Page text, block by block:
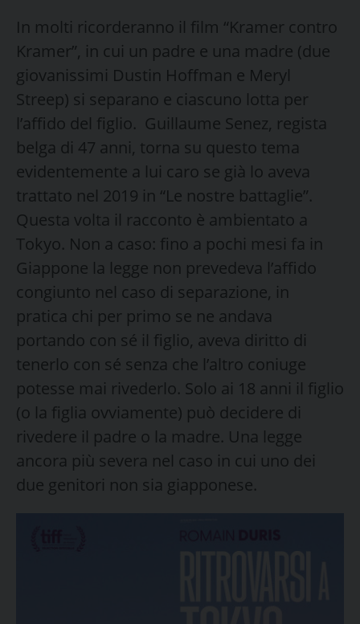
In molti ricorderanno il film “Kramer contro
Kramer”, in cui un padre e una madre (due
giovanissimi Dustin Hoffman e Meryl
Streep) si separano e ciascuno lotta per
l’affido del figlio. Guillaume Senez, regista
belga di 47 anni, torna su questo tema
evidentemente a lui caro se già lo aveva
trattato nel 2019 in “Le nostre battaglie”.
Questa volta il racconto è ambientato a
Tokyo. Non a caso: fino a pochi mesi fa in
Giappone la legge non prevedeva l’affido
congiunto nel caso di separazione, in
pratica chi per primo se ne andava
portando con sé il figlio, aveva diritto di
tenerlo con sé senza che l’altro coniuge
potesse mai rivederlo. Solo ai 18 anni il figlio
(o la figlia ovviamente) può decidere di
rivedere il padre o la madre. Una legge
ancora più severa nel caso in cui uno dei
due genitori non sia giapponese.